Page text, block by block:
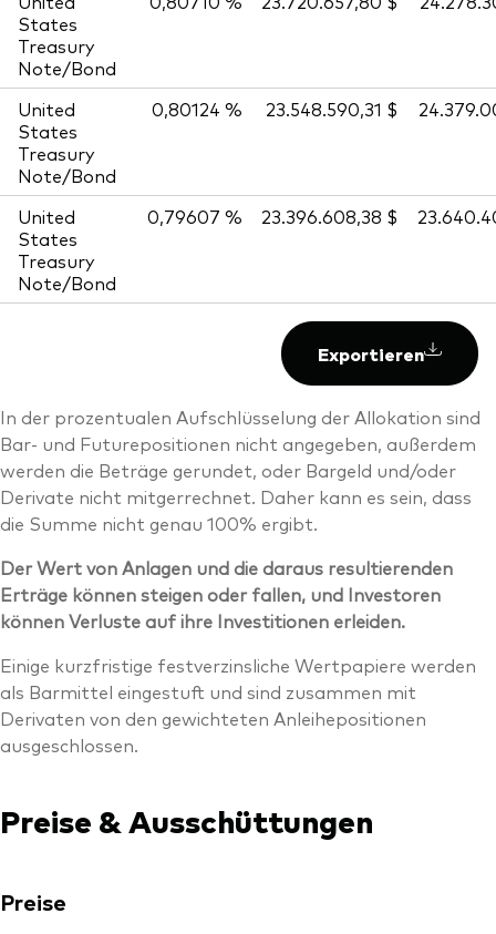
States
Treasury
Note/Bond
United
States
Treasury
Note/Bond
0,80124 % 23.548.590,31 $
United
States
Treasury
Note/Bond
0,79607 % 23.396.608,38 $
Exportieren
In der prozentualen Aufschlüsselung der Allokation sind
Bar- und Futurepositionen nicht angegeben, außerdem
werden die Beträge gerundet, oder Bargeld und/oder
Derivate nicht mitgerrechnet. Daher kann es sein, dass
die Summe nicht genau 100% ergibt.
Der Wert von Anlagen und die daraus resultierenden
Erträge können steigen oder fallen, und Investoren
können Verluste auf ihre Investitionen erleiden.
Einige kurzfristige festverzinsliche Wertpapiere werden
als Barmittel eingestuft und sind zusammen mit
Derivaten von den gewichteten Anleihepositionen
ausgeschlossen.
Preise & Ausschüttungen
Preise